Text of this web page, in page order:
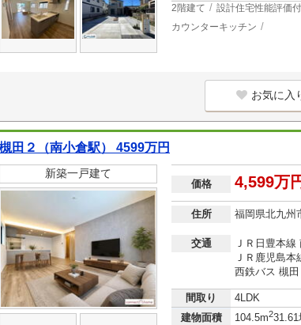
2階建て 設計住宅性能評価付
カウンターキッチン
お気に入
槻田２（南小倉駅） 4599万円
新築一戸建て
価格 4,599万
住所 福岡県北九州
交通
ＪＲ日豊本線
ＪＲ鹿児島本
西鉄バス 槻
間取り
4LDK
建物面積
104.5m231.61